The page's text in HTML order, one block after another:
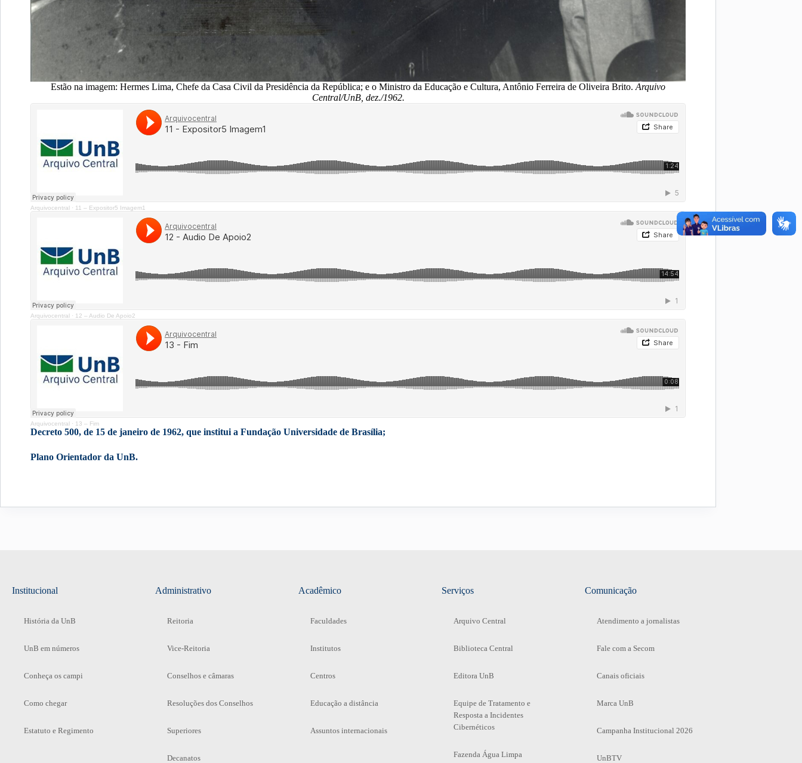
Estão na imagem: Hermes Lima, Chefe da Casa Civil da Presidência da República; e o Ministro da Educação e Cultura, Antônio Ferreira de Oliveira Brito. Arquivo
Central/UnB, dez./1962.
Arquivocentral · 11 – Expositor5 Imagem1
Arquivocentral · 12 – Audio De Apoio2
Arquivocentral · 13 – Fim
Decreto 500, de 15 de janeiro de 1962, que institui a Fundação Universidade de Brasília;
Plano Orientador da UnB.
Institucional
História da UnB
UnB em números
Conheça os campi
Como chegar
Estatuto e Regimento
Administrativo
Reitoria
Vice-Reitoria
Conselhos e câmaras
Resoluções dos Conselhos
Superiores
Decanatos
Acadêmico
Faculdades
Institutos
Centros
Educação a distância
Assuntos internacionais
Serviços
Arquivo Central
Biblioteca Central
Editora UnB
Equipe de Tratamento e
Resposta a Incidentes
Cibernéticos
Fazenda Água Limpa
Comunicação
Atendimento a jornalistas
Fale com a Secom
Canais oficiais
Marca UnB
Campanha Institucional 2026
UnBTV